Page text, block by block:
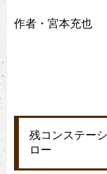
作者・宮本充也
残コンステー
ロー